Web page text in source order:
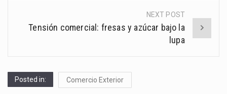
NEXT POST
Tensión comercial: fresas y azúcar bajo la
lupa
Posted in: Comercio Exterior